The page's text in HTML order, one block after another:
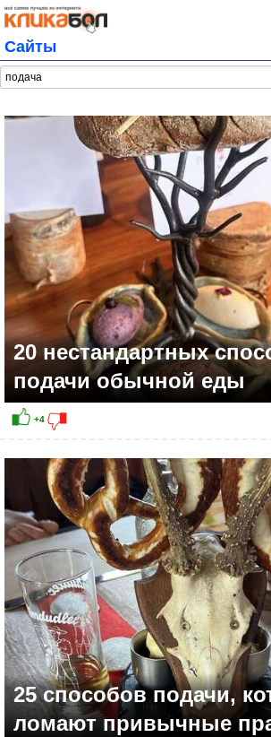
Сайты
20 нестандартных
подачи обычной еды
25 способов подачи,
ломают привычные